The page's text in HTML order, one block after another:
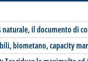
naturale, il documento di
biometano, capacity